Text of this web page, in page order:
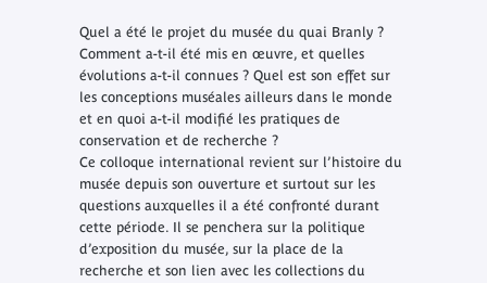
Quel a été le projet du musée du quai Branly ?
Comment a-t-il été mis en œuvre, et quelles
évolutions a-t-il connues ? Quel est son effet sur
les conceptions muséales ailleurs dans le monde
et en quoi a-t-il modifié les pratiques de
conservation et de recherche ?
Ce colloque international revient sur l’histoire du
musée depuis son ouverture et surtout sur les
questions auxquelles il a été confronté durant
cette période. Il se penchera sur la politique
d’exposition du musée, sur la place de la
recherche et son lien avec les collections du